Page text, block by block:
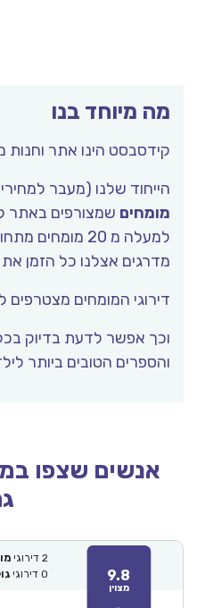
מה מיוחד בנו
קידסבסט הינו אתר וחנות
הייחוד שלנו (מעבר
מומחים שמצורפים באתר
למעלה מ 20
מדרגים אצלנו כל הזמן
דירוגי המומחים מצטרפים
וכך אפשר לדעת בדיוק
והספרים הטובים ביותר
אנשים שצפו
9.8
מצוין
2 דירוגי
0 דירוגי